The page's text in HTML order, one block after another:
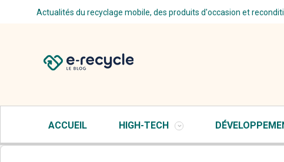
Actualités du recyclage mobile, des produits d'occasion et
ACCUEIL HIGH-TECH